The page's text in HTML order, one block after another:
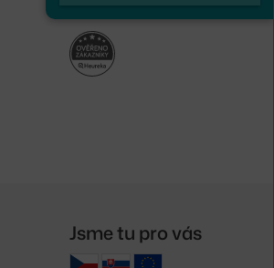
Jsme tu pro vás